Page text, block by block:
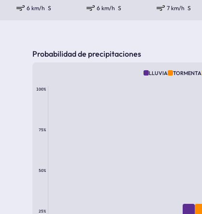
6 km/h S 6 km/h S 7 km/h S
Probabilidad de precipitaciones
LLUVIA TORMENTA
100%
75%
50%
25%